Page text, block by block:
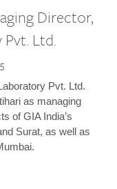
Director,
Ltd.
Pvt. Ltd.
as managing
of GIA India’s
Surat, as well as